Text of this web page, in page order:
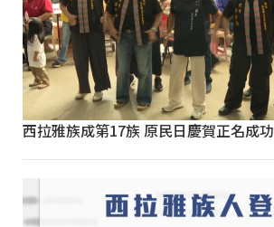
西拉雅族成第17族 原民日慶賀正名成功